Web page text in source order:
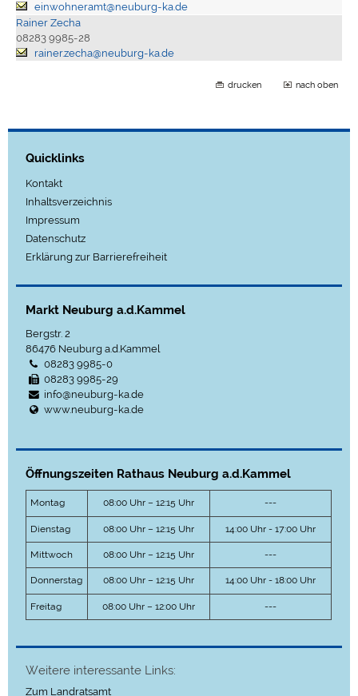
einwohneramt@neuburg-ka.de
Rainer Zecha
08283 9985-28
rainer.zecha@neuburg-ka.de
drucken nach oben
Quicklinks
Kontakt
Inhaltsverzeichnis
Impressum
Datenschutz
Erklärung zur Barrierefreiheit
Markt Neuburg a.d.Kammel
Bergstr. 2
86476 Neuburg a.d.Kammel
08283 9985-0
08283 9985-29
info@neuburg-ka.de
www.neuburg-ka.de
Öffnungszeiten Rathaus Neuburg a.d.Kammel
Montag 08:00 Uhr – 12:15 Uhr ---
Dienstag 08:00 Uhr – 12:15 Uhr 14:00 Uhr - 17:00 Uhr
Mittwoch 08:00 Uhr – 12:15 Uhr ---
Donnerstag 08:00 Uhr – 12:15 Uhr 14:00 Uhr - 18:00 Uhr
Freitag 08:00 Uhr – 12:00 Uhr ---
Weitere interessante Links:
Zum Landratsamt